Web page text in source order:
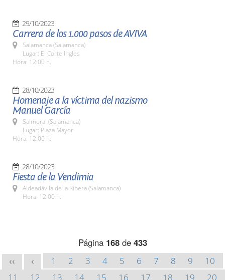
29/10/2023
Carrera de los 1.000 pasos de AVIVA
Salamanca (Salamanca)
Lugar: El Corte Ingles
Hora: 12:00 h.
28/10/2023
Homenaje a la víctima del nazismo
Manuel García
Salmoral (Salamanca)
Lugar: Plaza Mayor
Hora: 12:00 h.
28/10/2023
Fiesta de la Vendimia
Aldeadávila de la Ribera (Salamanca)
Hora: 12:00 h.
Página 168de 433
<< < 1 2 3 4 5 6 7 8 9
10
11
12 13 14 15 16 17 18 19
20